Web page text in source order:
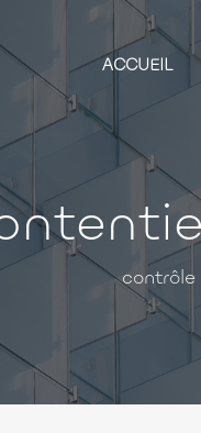
ACCUEIL
contrôle